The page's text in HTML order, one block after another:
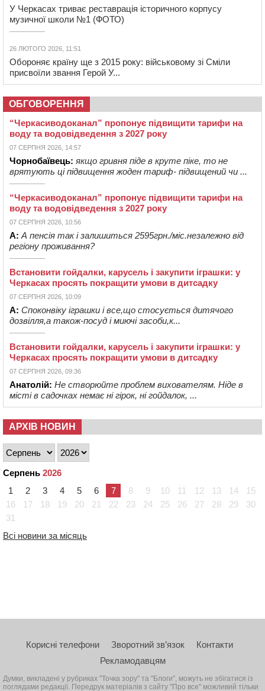
У Черкасах триває реставрація історичного корпусу
музичної школи №1 (ФОТО)
26 ЛЮТОГО 2026, 11:51
Обороняє країну ще з 2015 року: військовому зі Сміли
присвоїли звання Герой У...
ОБГОВОРЕННЯ
“Черкасиводоканал” пропонує підвищити тарифи на
воду та водовідведення з 2027 року
07 СЕРПНЯ 2026, 14:57
Чорнобаївець: якщо гривня піде в круте піке, то не
врятують ці підвищення жоден тариф- підвищений чи ...
“Черкасиводоканал” пропонує підвищити тарифи на
воду та водовідведення з 2027 року
07 СЕРПНЯ 2026, 10:56
А: А пенсія так і залишиться 2595грн./міс.незалежно від
регіону проживання?
Встановити гойдалки, карусель і закупити іграшки: у
Черкасах просять покращити умови в дитсадку
07 СЕРПНЯ 2026, 10:09
А: Споконвіку іграшки і все,що стосується дитячого
дозвілля,а також-посуд і миючі засоби,к...
Встановити гойдалки, карусель і закупити іграшки: у
Черкасах просять покращити умови в дитсадку
07 СЕРПНЯ 2026, 09:36
Анатолій: Не створюйте проблем вихователям. Ніде в
місті в садочках немає ні гірок, ні гойдалок, ...
АРХІВ НОВИН
Серпень 2026
1
2 3 4 5 6 7 8 9 10 11 12 13 14
15
16
17 18 19 20 21 22 23 24 25 26 27 28 29
30
31
Всі новини за місяць
Корисні телефони Зворотний зв’язок
Контакти
Рекламодавцям
Думки, викладені у рубриках "Точка зору" та "Блоги", можуть не збігатися із
поглядами редакції. Передрук матеріалів з сайту "Про все" можливий тільки